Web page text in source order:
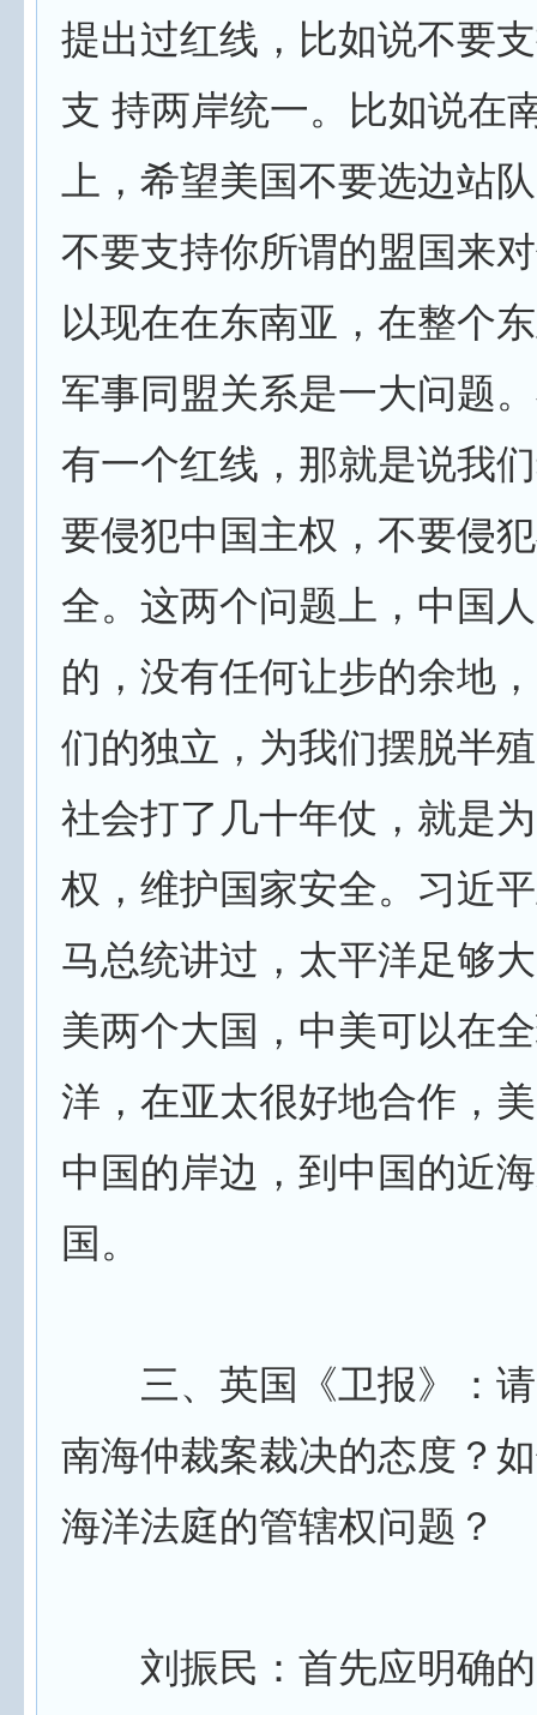
提出过红线，比如说不要
支 持两岸统一。比如说在
上，希望美国不要选边站
不要支持你所谓的盟国来
以现在在东南亚，在整个
军事同盟关系是一大问题
有一个红线，那就是说我
要侵犯中国主权，不要侵
全。这两个问题上，中国
的，没有任何让步的余地
们的独立，为我们摆脱半
社会打了几十年仗，就是
权，维护国家安全。习近
马总统讲过，太平洋足够
美两个大国，中美可以在
洋，在亚太很好地合作，
中国的岸边，到中国的近
国。
三、英国《卫报》：请
南海仲裁案裁决的态度？
海洋法庭的管辖权问题？
刘振民：首先应明确的